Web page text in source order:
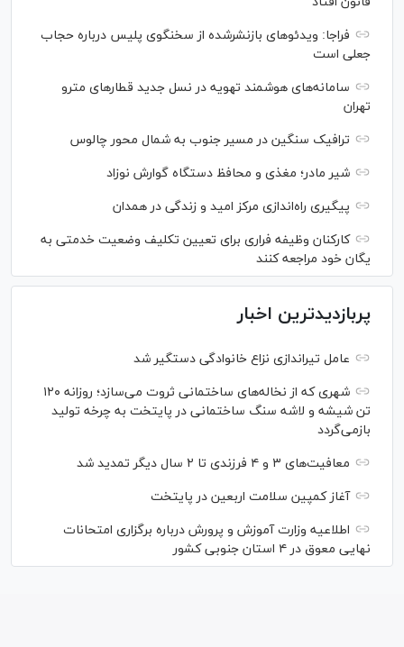
فراجا: ویدئو‌های بازنشرشده از سخنگوی پلیس درباره حجاب
جعلی است
سامانه‌های هوشمند تهویه در نسل جدید قطار‌های مترو
تهران
ترافیک سنگین در مسیر جنوب به شمال محور چالوس
شیر مادر؛ مغذی و محافظ دستگاه گوارش نوزاد
پیگیری راه‌اندازی مرکز امید و زندگی در همدان
کارکنان وظیفه فراری برای تعیین تکلیف وضعیت خدمتی به
یگان خود مراجعه کنند
پربازدیدترین اخبار
عامل تیراندازی نزاع خانوادگی دستگیر شد
شهری که از نخاله‌های ساختمانی ثروت می‌سازد؛ روزانه ۱۲۰
تن شیشه و لاشه سنگ ساختمانی در پایتخت به چرخه تولید
بازمی‌گردد
معافیت‌های ۳ و ۴ فرزندی تا ۲ سال دیگر تمدید شد
آغاز کمپین سلامت اربعین در پایتخت
اطلاعیه وزارت آموزش و پرورش درباره برگزاری امتحانات
نهایی معوق در ۴ استان جنوبی کشور